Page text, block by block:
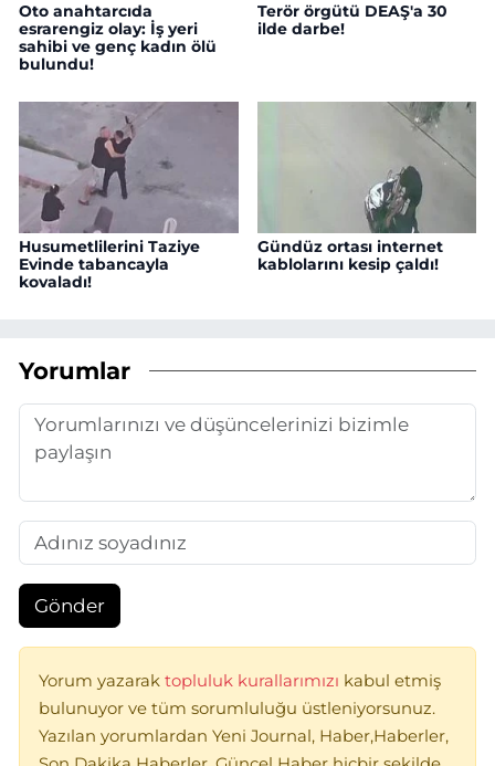
Oto anahtarcıda
esrarengiz olay: İş yeri
sahibi ve genç kadın ölü
bulundu!
Terör örgütü DEAŞ'a 30
ilde darbe!
Husumetlilerini Taziye
Evinde tabancayla
kovaladı!
Gündüz ortası internet
kablolarını kesip çaldı!
Yorumlar
Gönder
Yorum yazarak topluluk kurallarımızı kabul etmiş
bulunuyor ve tüm sorumluluğu üstleniyorsunuz.
Yazılan yorumlardan Yeni Journal, Haber,Haberler,